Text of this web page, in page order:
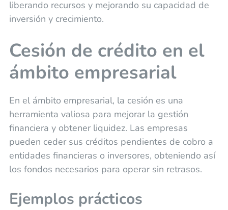
liberando recursos y mejorando su capacidad de
inversión y crecimiento.
Cesión de crédito en el
ámbito empresarial
En el ámbito empresarial, la cesión es una
herramienta valiosa para mejorar la gestión
financiera y obtener liquidez. Las empresas
pueden ceder sus créditos pendientes de cobro a
entidades financieras o inversores, obteniendo así
los fondos necesarios para operar sin retrasos.
Ejemplos prácticos